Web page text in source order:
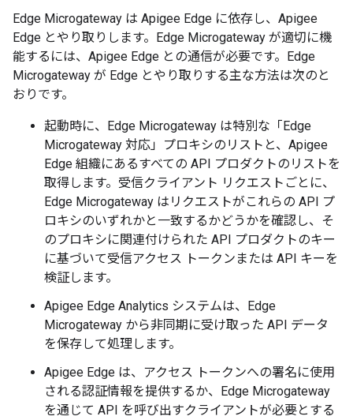
Edge Microgateway は Apigee Edge に依存し、Apigee
Edge とやり取りします。Edge Microgateway が適切に機
能するには、Apigee Edge との通信が必要です。Edge
Microgateway が Edge とやり取りする主な方法は次のと
おりです。
起動時に、Edge Microgateway は特別な「Edge
Microgateway 対応」プロキシのリストと、Apigee
Edge 組織にあるすべての API プロダクトのリストを
取得します。受信クライアント リクエストごとに、
Edge Microgateway はリクエストがこれらの API プ
ロキシのいずれかと一致するかどうかを確認し、そ
のプロキシに関連付けられた API プロダクトのキー
に基づいて受信アクセス トークンまたは API キーを
検証します。
Apigee Edge Analytics システムは、Edge
Microgateway から非同期に受け取った API データ
を保存して処理します。
Apigee Edge は、アクセス トークンへの署名に使用
される認証情報を提供するか、Edge Microgateway
を通じて API を呼び出すクライアントが必要とする